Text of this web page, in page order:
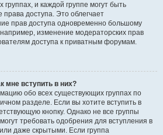
группах, и каждой группе могут быть
доступа. Это облегчает
прав доступа одновременно большому
изменение модераторских прав
доступа к приватным форумам.
мне вступить в них?
обо всех существующих группах по
разделе. Если вы хотите вступить в
кнопку. Однако не все группы
требовать одобрения для вступления в
даже скрытыми. Если группа